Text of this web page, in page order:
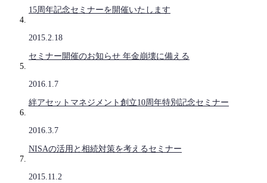
15周年記念セミナーを開催いたします
2015.2.18
セミナー開催のお知らせ 年金崩壊に備える
2016.1.7
絆アセットマネジメント創立10周年特別記念セミナー
2016.3.7
NISAの活用と相続対策を考えるセミナー
2015.11.2